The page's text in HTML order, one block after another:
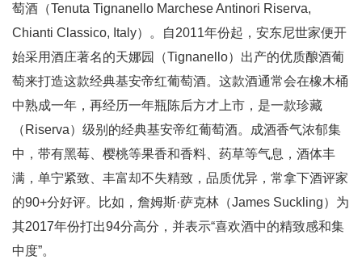
萄酒（Tenuta Tignanello Marchese Antinori Riserva,
Chianti Classico, Italy）。自2011年份起，安东尼世家便开
始采用酒庄著名的天娜园（Tignanello）出产的优质酿酒葡
萄来打造这款经典基安帝红葡萄酒。这款酒通常会在橡木桶
中熟成一年，再经历一年瓶陈后方才上市，是一款珍藏
（Riserva）级别的经典基安帝红葡萄酒。成酒香气浓郁集
中，带有黑莓、樱桃等果香和香料、药草等气息，酒体丰
满，单宁紧致、丰富却不失精致，品质优异，常拿下酒评家
的90+分好评。比如，詹姆斯·萨克林（James Suckling）为
其2017年份打出94分高分，并表示“喜欢酒中的精致感和集
中度”。